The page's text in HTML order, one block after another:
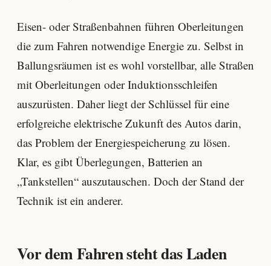
Eisen- oder Straßenbahnen führen Oberleitungen
die zum Fahren notwendige Energie zu. Selbst in
Ballungsräumen ist es wohl vorstellbar, alle Straßen
mit Oberleitungen oder Induktionsschleifen
auszurüsten. Daher liegt der Schlüssel für eine
erfolgreiche elektrische Zukunft des Autos darin,
das Problem der Energiespeicherung zu lösen.
Klar, es gibt Überlegungen, Batterien an
„Tankstellen“ auszutauschen. Doch der Stand der
Technik ist ein anderer.
Vor dem Fahren steht das Laden